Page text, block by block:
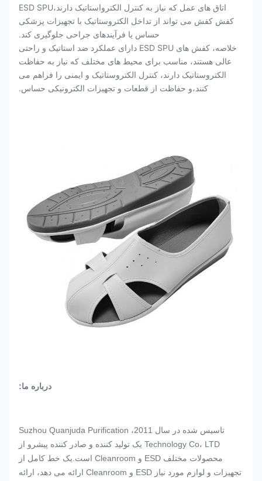
اتاق های عمل که نیاز به کنترل الکترواستاتیک دارند،ESD SPU
کفش کفش می تواند از تداخل الکتروستاتیک با تجهیزات پزشکی
حساس یا فرآیندهای جراحی جلوگیری کند.
خلاصه، کفش های ESD SPU دارای عملکرد ضد استاتیک و راحتی
عالی هستند، مناسب برای محیط های مختلف که نیاز به حفاظت
الکتروستاتیک دارند، کنترل الکتروستاتیک و ایمنی را فراهم می
کنند،و حفاظت از قطعات و تجهیزات الکترونیکی حساس.
درباره ما:
تاسیس شده در سال 2011، Suzhou Quanjuda Purification
Technology Co، LTD یک تولید کننده و صادر کننده پیشرو از
محصولات مختلف ESD و Cleanroom است.یک خط کامل از
تجهیزات و لوازم مورد نیاز ESD و Cleanroom ارائه می دهد، ارائه